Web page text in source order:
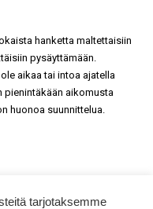
hanketta maltettaisiin
pysäyttämään.
aikaa tai intoa ajatella
pienintäkään aikomusta
huonoa suunnittelua.
tarjotaksemme